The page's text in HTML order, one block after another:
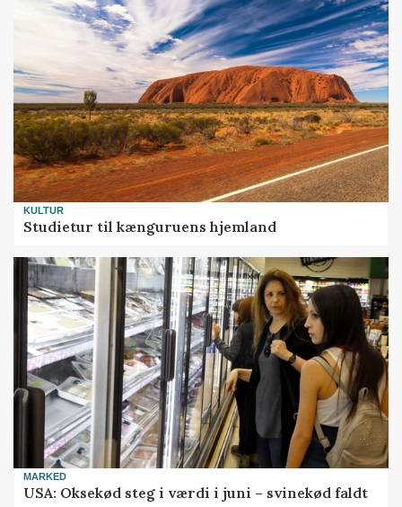
KULTUR
Studietur til kænguruens hjemland
MARKED
USA: Oksekød steg i værdi i juni – svinekød faldt